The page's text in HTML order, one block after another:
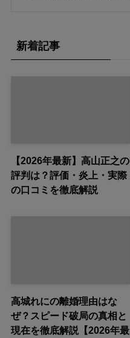
新着記事
【2026年最新】高山正之の
評判は？評価・炎上・実際
の口コミを徹底解説
高城れにの離婚理由はな
ぜ？スピード破局の真相と
現在を徹底解説【2026年最